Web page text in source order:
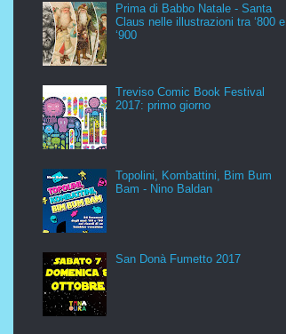
Prima di Babbo Natale - Santa
Claus nelle illustrazioni tra ‘800 e
‘900
Treviso Comic Book Festival
2017: primo giorno
Topolini, Kombattini, Bim Bum
Bam - Nino Baldan
San Donà Fumetto 2017